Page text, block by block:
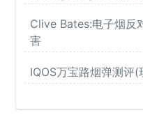
Clive Bates:电子烟反
害
IQOS万宝路烟弹测评